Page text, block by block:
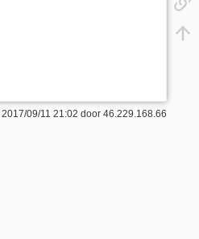
2017/09/11 21:02 door 46.229.168.66